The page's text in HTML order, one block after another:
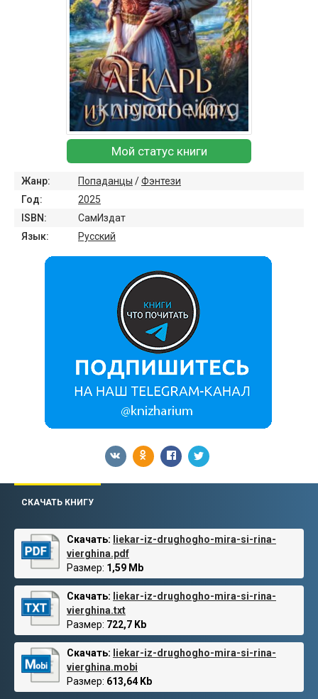
Мой статус книги
Жанр: Попаданцы /Фэнтези
Год:
2025
ISBN:
СамИздат
Язык:
Русский
СКАЧАТЬ КНИГУ
Скачать: liekar-iz-drughogho-mira-si-rina-
vierghina.pdf
Размер: 1,59 Mb
Скачать: liekar-iz-drughogho-mira-si-rina-
vierghina.txt
Размер: 722,7 Kb
Скачать: liekar-iz-drughogho-mira-si-rina-
vierghina.mobi
Размер: 613,64 Kb